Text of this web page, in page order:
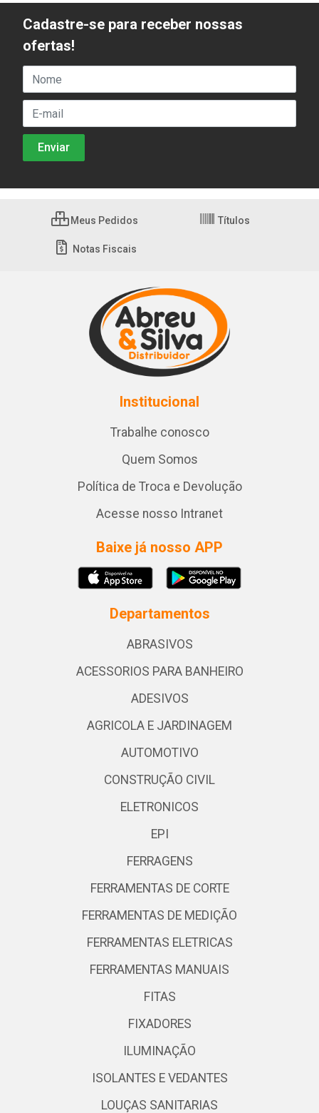
Cadastre-se para receber nossas
ofertas!
Meus Pedidos Títulos
Notas Fiscais
Institucional
Trabalhe conosco
Quem Somos
Política de Troca e Devolução
Acesse nosso Intranet
Baixe já nosso APP
Departamentos
ABRASIVOS
ACESSORIOS PARA BANHEIRO
ADESIVOS
AGRICOLA E JARDINAGEM
AUTOMOTIVO
CONSTRUÇÃO CIVIL
ELETRONICOS
EPI
FERRAGENS
FERRAMENTAS DE CORTE
FERRAMENTAS DE MEDIÇÃO
FERRAMENTAS ELETRICAS
FERRAMENTAS MANUAIS
FITAS
FIXADORES
ILUMINAÇÃO
ISOLANTES E VEDANTES
LOUÇAS SANITARIAS